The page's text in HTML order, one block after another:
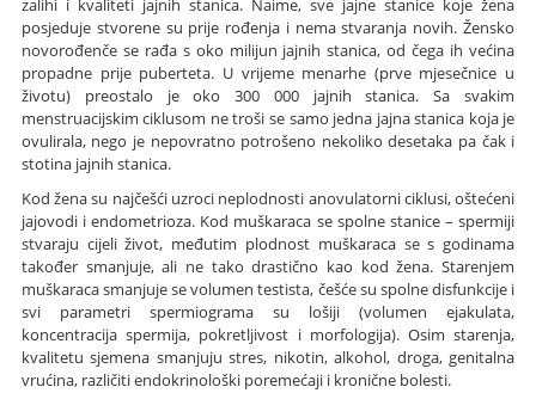
zalihi i kvaliteti jajnih stanica. Naime, sve jajne stanice koje žena
posjeduje stvorene su prije rođenja i nema stvaranja novih. Žensko
novorođenče se rađa s oko milijun jajnih stanica, od čega ih većina
propadne prije puberteta. U vrijeme menarhe (prve mjesečnice u
životu) preostalo je oko 300 000 jajnih stanica. Sa svakim
menstruacijskim ciklusom ne troši se samo jedna jajna stanica koja je
ovulirala, nego je nepovratno potrošeno nekoliko desetaka pa čak i
stotina jajnih stanica.
Kod žena su najčešći uzroci neplodnosti anovulatorni ciklusi, oštećeni
jajovodi i endometrioza. Kod muškaraca se spolne stanice – spermiji
stvaraju cijeli život, međutim plodnost muškaraca se s godinama
također smanjuje, ali ne tako drastično kao kod žena. Starenjem
muškaraca smanjuje se volumen testista, češće su spolne disfunkcije i
svi parametri spermiograma su lošiji (volumen ejakulata,
koncentracija spermija, pokretljivost i morfologija). Osim starenja,
kvalitetu sjemena smanjuju stres, nikotin, alkohol, droga, genitalna
vrućina, različiti endokrinološki poremećaji i kronične bolesti.